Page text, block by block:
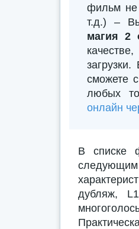
фильм не
т.д.) –
магия 2
сможете
любых
онлайн
В списке
дубляж,